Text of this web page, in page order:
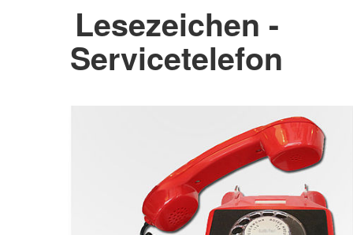
Lesezeichen -
Servicetelefon